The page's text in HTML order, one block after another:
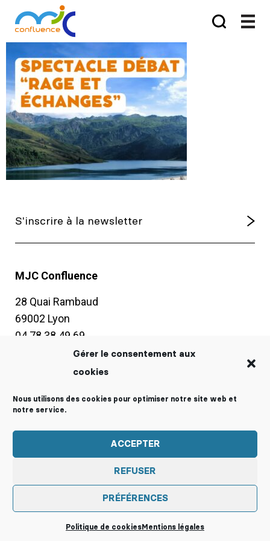
Gérer le consentement aux
cookies
Nous utilisons des cookies pour optimiser notre site web et
notre service.
ACCEPTER
REFUSER
PRÉFÉRENCES
Politique de cookiesMentions légales
MJC Confluence
28 Quai Rambaud
69002 Lyon
04 78 38 49 69
contact@mjc-confluence.fr
Horaires d’ouverture
Du lundi au vendredi :